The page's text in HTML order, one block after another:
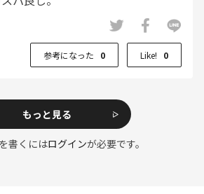
参考になった 0 Like! 0
もっと見る
書くにはログインが必要です。